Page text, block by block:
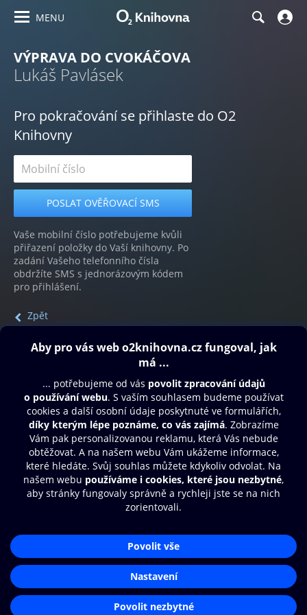
MENU
VÝPRAVA DO CVOKÁČOVA
Lukáš Pavlásek
Pro pokračování se přihlaste do O2
Knihovny
Vaše mobilní číslo potřebujeme kvůli
přiřazení položky do Vaší knihovny. Po
zadání Vašeho telefonního čísla
obdržíte SMS s jednorázovým kódem
pro přihlášení.
Zpět
Obsah ke stažení
Moje O2 Knihovna
Další zábava
© O2 Czech Republic a.s.
Přístupnost
Zásady zpracování osobních údajů
Nastavení cookies
Aplikace O2 Knihovna
Čti a poslouchej své e-knihy a
audioknihy rychleji a pohodlněji.